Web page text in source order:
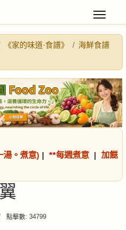
《家的味道·食譜》
海鮮食譜
湯。煮意) | **每週煮意 | 加餸
點擊數: 34799